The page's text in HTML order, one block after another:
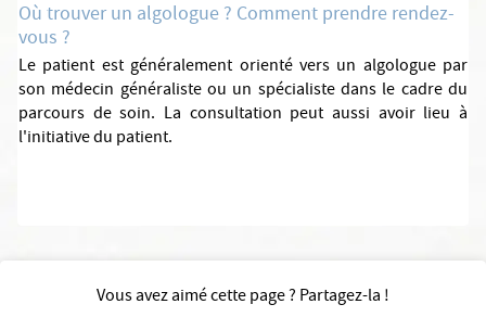
Où trouver un algologue ? Comment prendre rendez-
vous ?
Le patient est généralement orienté vers un algologue par
son médecin généraliste ou un spécialiste dans le cadre du
parcours de soin. La consultation peut aussi avoir lieu à
l'initiative du patient.
Vous avez aimé cette page ? Partagez-la !